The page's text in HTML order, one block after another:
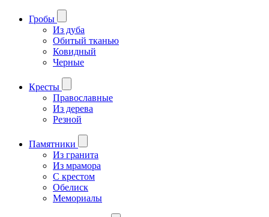
Гробы
Из дуба
Обитый тканью
Ковидный
Черные
Кресты
Православные
Из дерева
Резной
Памятники
Из гранита
Из мрамора
С крестом
Обелиск
Мемориалы